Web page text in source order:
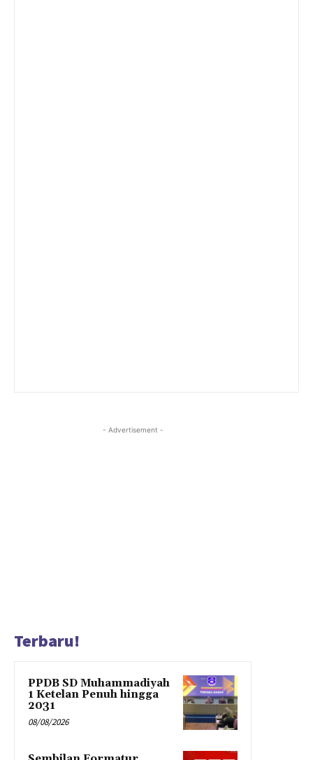
- Advertisement -
Terbaru!
PPDB SD Muhammadiyah
1 Ketelan Penuh hingga
2031
08/08/2026